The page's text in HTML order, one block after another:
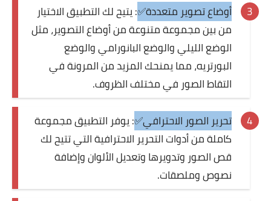
أوضاع تصوير متعددة✅: يتيح لك التطبيق الاختيار
من بين مجموعة متنوعة من أوضاع التصوير، مثل
الوضع الليلي والوضع البانورامي والوضع
البورتريه، مما يمنحك المزيد من المرونة في
التقاط الصور في مختلف الظروف.
تحرير الصور الاحترافي✅: يوفر التطبيق مجموعة
كاملة من أدوات التحرير الاحترافية التي تتيح لك
قص الصور وتدويرها وتعديل الألوان وإضافة
نصوص وملصقات.